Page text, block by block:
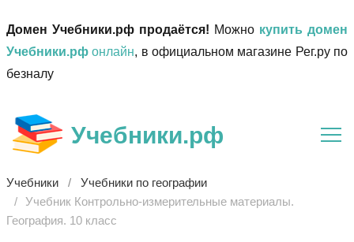
Домен Учебники.рф продаётся! Можно купить домен
Учебники.рф онлайн, в официальном магазине Рег.ру по
безналу
Учебники.рф
Учебники
Учебники по географии
Учебник Контрольно-измерительные материалы.
География. 10 класс